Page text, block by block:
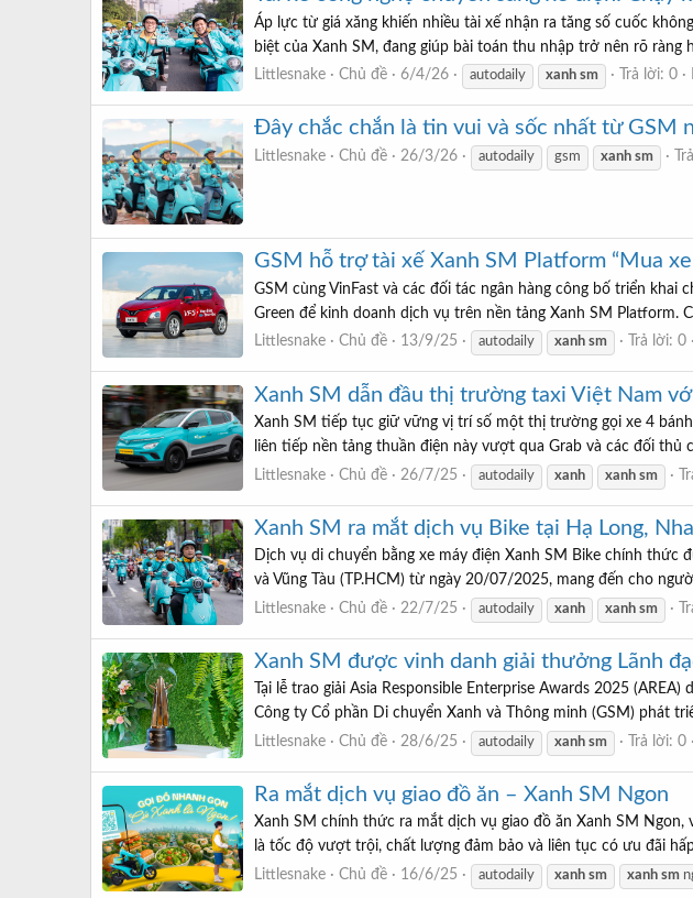
Áp lực từ giá xăng khiến nhiều tài xế nhận ra tăng số cuốc
biệt của Xanh SM, đang giúp bài toán thu nhập trở nên rõ ràng
Littlesnake
Chủ đề 6/4/26 autodaily xanh sm Trả lời: 0
Đây chắc chắn là tin vui và sốc nhất từ GSM
Littlesnake Chủ đề 26/3/26 autodaily gsm xanh sm
GSM hỗ trợ tài xế Xanh SM Platform “Mua
GSM cùng VinFast và các đối tác ngân hàng công bố triển
Green để kinh doanh dịch vụ trên nền tảng Xanh SM Platform.
Littlesnake
Chủ đề 13/9/25 autodaily xanh sm Trả lời: 0
Xanh SM dẫn đầu thị trường taxi Việt Nam
Xanh SM tiếp tục giữ vững vị trí số một thị trường gọi xe 4
liên tiếp nền tảng thuần điện này vượt qua Grab và các đối
Littlesnake
Chủ đề 26/7/25 autodaily xanh xanh sm
Xanh SM ra mắt dịch vụ Bike tại Hạ Long,
Dịch vụ di chuyển bằng xe máy điện Xanh SM Bike chính thức
và Vũng Tàu (TP.HCM) từ ngày 20/07/2025, mang đến cho
Littlesnake
Chủ đề 22/7/25 autodaily xanh xanh sm
Xanh SM được vinh danh giải thưởng Lãnh
Tại lễ trao giải Asia Responsible Enterprise Awards 2025
Công ty Cổ phần Di chuyển Xanh và Thông minh (GSM) phát
Littlesnake
Chủ đề 28/6/25 autodaily xanh sm Trả lời: 0
Ra mắt dịch vụ giao đồ ăn – Xanh SM Ngon
Xanh SM chính thức ra mắt dịch vụ giao đồ ăn Xanh SM
là tốc độ vượt trội, chất lượng đảm bảo và liên tục có ưu đãi
Littlesnake
Chủ đề 16/6/25 autodaily xanh sm xanh sm